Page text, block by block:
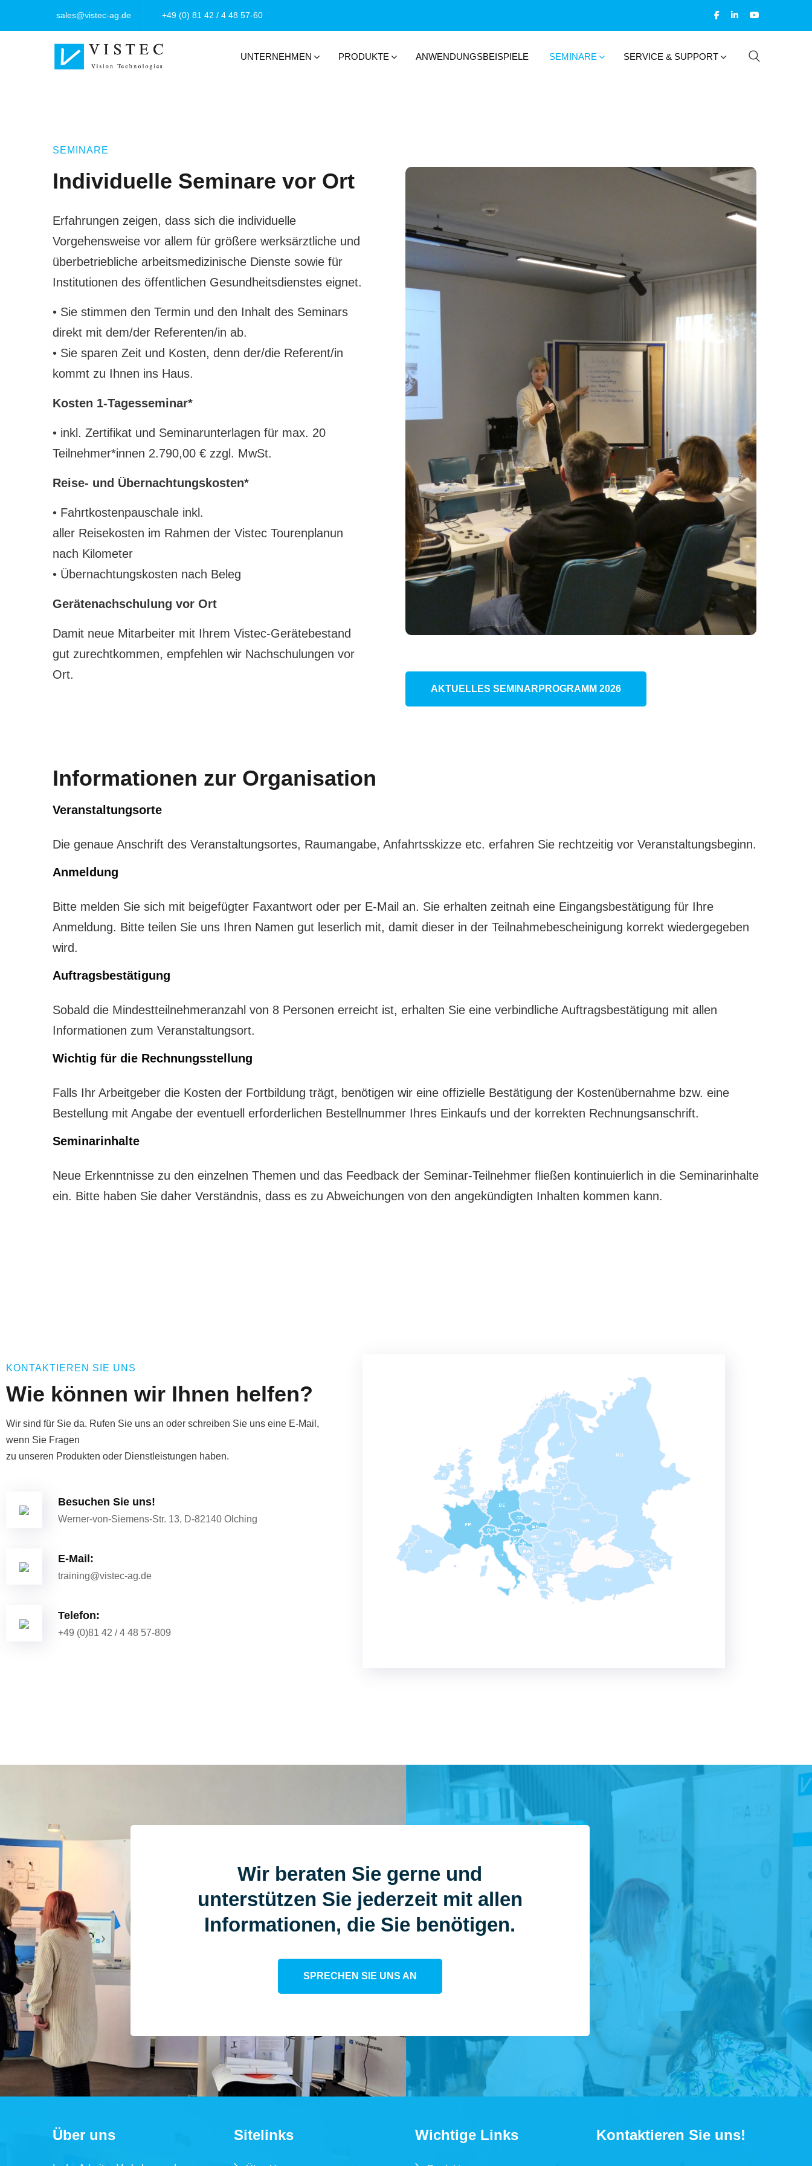
sales@vistec-ag.de +49 (0) 81 42 / 4 48 57-60
UNTERNEHMEN PRODUKTE ANWENDUNGSBEISPIELE SEMINARE SERVICE & SUPPORT
SEMINARE
Individuelle Seminare vor Ort
Erfahrungen zeigen, dass sich die individuelle
Vorgehensweise vor allem für größere werksärztliche und
überbetriebliche arbeitsmedizinische Dienste sowie für
Institutionen des öffentlichen Gesundheitsdienstes eignet.
• Sie stimmen den Termin und den Inhalt des Seminars
direkt mit dem/der Referenten/in ab.
• Sie sparen Zeit und Kosten, denn der/die Referent/in
kommt zu Ihnen ins Haus.
Kosten 1-Tagesseminar*
• inkl. Zertifikat und Seminarunterlagen für max. 20
Teilnehmer*innen 2.790,00 € zzgl. MwSt.
Reise- und Übernachtungskosten*
• Fahrtkostenpauschale inkl.
aller Reisekosten im Rahmen der Vistec Tourenplanun
nach Kilometer
• Übernachtungskosten nach Beleg
Gerätenachschulung vor Ort
Damit neue Mitarbeiter mit Ihrem Vistec-Gerätebestand
gut zurechtkommen, empfehlen wir Nachschulungen vor
Ort.
AKTUELLES SEMINARPROGRAMM 2026
Informationen zur Organisation
Veranstaltungsorte
Die genaue Anschrift des Veranstaltungsortes, Raumangabe, Anfahrtsskizze etc. erfahren Sie rechtzeitig vor Veranstaltungsbeginn.
Anmeldung
Bitte melden Sie sich mit beigefügter Faxantwort oder per E-Mail an. Sie erhalten zeitnah eine Eingangsbestätigung für Ihre
Anmeldung. Bitte teilen Sie uns Ihren Namen gut leserlich mit, damit dieser in der Teilnahmebescheinigung korrekt wiedergegeben
wird.
Auftragsbestätigung
Sobald die Mindestteilnehmeranzahl von 8 Personen erreicht ist, erhalten Sie eine verbindliche Auftragsbestätigung mit allen
Informationen zum Veranstaltungsort.
Wichtig für die Rechnungsstellung
Falls Ihr Arbeitgeber die Kosten der Fortbildung trägt, benötigen wir eine offizielle Bestätigung der Kostenübernahme bzw. eine
Bestellung mit Angabe der eventuell erforderlichen Bestellnummer Ihres Einkaufs und der korrekten Rechnungsanschrift.
Seminarinhalte
Neue Erkenntnisse zu den einzelnen Themen und das Feedback der Seminar-Teilnehmer fließen kontinuierlich in die Seminarinhalte
ein. Bitte haben Sie daher Verständnis, dass es zu Abweichungen von den angekündigten Inhalten kommen kann.
KONTAKTIEREN SIE UNS
Wie können wir Ihnen helfen?
Wir sind für Sie da. Rufen Sie uns an oder schreiben Sie uns eine E-Mail,
wenn Sie Fragen
zu unseren Produkten oder Dienstleistungen haben.
Besuchen Sie uns!
Werner-von-Siemens-Str. 13, D-82140 Olching
E-Mail:
training@vistec-ag.de
Telefon:
+49 (0)81 42 / 4 48 57-809
Wir beraten Sie gerne und
unterstützen Sie jederzeit mit allen
Informationen, die Sie benötigen.
SPRECHEN SIE UNS AN
Über uns Sitelinks Wichtige Links Kontaktieren Sie uns!